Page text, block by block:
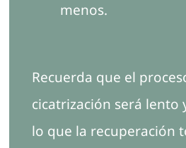
menos.
Recuerda que el
cicatrización será lento
lo que la recuperación